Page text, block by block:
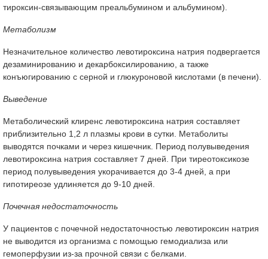
тироксин-связывающим преальбумином и альбумином).
Метаболизм
Незначительное количество левотироксина натрия подвергается
дезаминированию и декарбоксилированию, а также
конъюгированию с серной и глюкуроновой кислотами (в печени).
Выведение
Метаболический клиренс левотироксина натрия составляет
приблизительно 1,2 л плазмы крови в сутки. Метаболиты
выводятся почками и через кишечник. Период полувыведения
левотироксина натрия составляет 7 дней. При тиреотоксикозе
период полувыведения укорачивается до 3-4 дней, а при
гипотиреозе удлиняется до 9-10 дней.
Почечная недостаточность
У пациентов с почечной недостаточностью левотироксин натрия
не выводится из организма с помощью гемодиализа или
гемоперфузии из-за прочной связи с белками.